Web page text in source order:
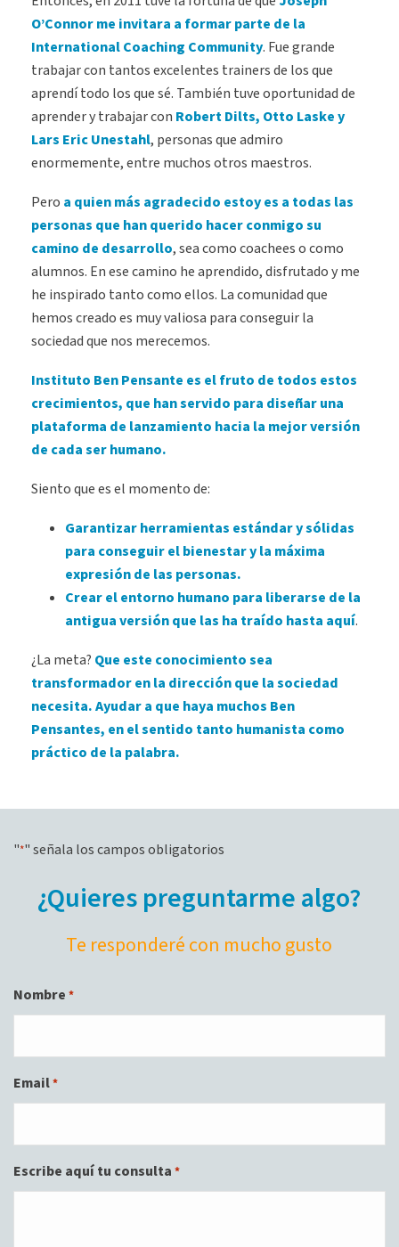
O’Connor me invitara a formar parte de la
International Coaching Community. Fue grande
trabajar con tantos excelentes trainers de los que
aprendí todo los que sé. También tuve oportunidad de
aprender y trabajar con Robert Dilts, Otto Laske y
Lars Eric Unestahl, personas que admiro
enormemente, entre muchos otros maestros.
Pero a quien más agradecido estoy es a todas las
personas que han querido hacer conmigo su
camino de desarrollo, sea como coachees o como
alumnos. En ese camino he aprendido, disfrutado y me
he inspirado tanto como ellos. La comunidad que
hemos creado es muy valiosa para conseguir la
sociedad que nos merecemos.
Instituto Ben Pensante es el fruto de todos estos
crecimientos, que han servido para diseñar una
plataforma de lanzamiento hacia la mejor versión
de cada ser humano.
Siento que es el momento de:
Garantizar herramientas estándar y sólidas
para conseguir el bienestar y la máxima
expresión de las personas.
Crear el entorno humano para liberarse de la
antigua versión que las ha traído hasta aquí.
¿La meta? Que este conocimiento sea
transformador en la dirección que la sociedad
necesita.Ayudar a que haya muchos Ben
Pensantes, en el sentido tanto humanista como
práctico de la palabra.
"*" señala los campos obligatorios
¿Quieres preguntarme algo?
Te responderé con mucho gusto
Nombre *
Email*
Escribe aquí tu consulta *